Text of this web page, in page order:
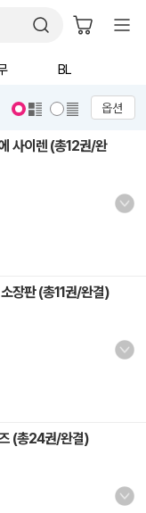
BL
옵션
사이렌 (총12권/완
장판 (총11권/완결)
(총24권/완결)